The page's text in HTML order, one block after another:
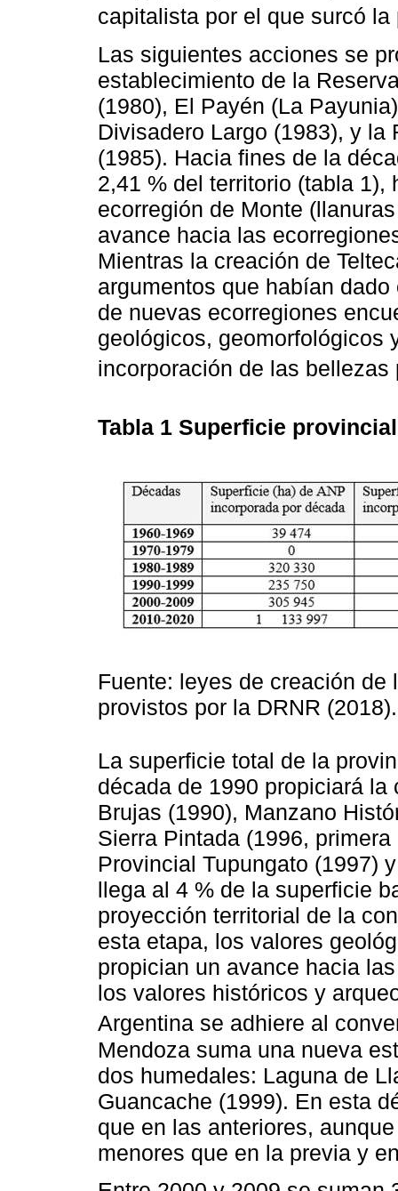
capitalista por el que surcó la
Las siguientes acciones se
establecimiento de la
(1980), El Payén (La
Divisadero Largo (1983), y la
(1985). Hacia fines de la
2,41 % del territorio (tabla
ecorregión de Monte
avance hacia las
Mientras la creación de
argumentos que habían
de nuevas ecorregiones
geológicos, geomorfológicos
incorporación de las
Tabla 1 Superficie
Fuente: leyes de creación
provistos por la DRNR (2018).
La superficie total de la
década de 1990 propiciará
Brujas (1990), Manzano
Sierra Pintada (1996,
Provincial Tupungato (1997)
llega al 4 % de la superficie
proyección territorial de la
esta etapa, los valores
propician un avance hacia
los valores históricos y
Argentina se adhiere al
Mendoza suma una nueva
dos humedales: Laguna de
Guancache (1999). En esta
que en las anteriores,
menores que en la previa y